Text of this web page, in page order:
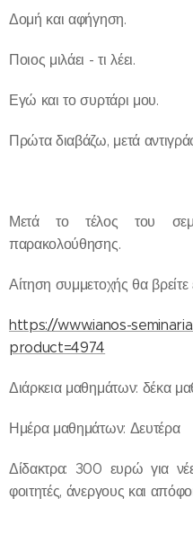
Δομή και αφήγηση.
Ποιος μιλάει - τι λέει.
Εγώ και το συρτάρι μου.
Πρώτα διαβάζω, μετά
Μετά το τέλος του
παρακολούθησης.
Αίτηση συμμετοχής θα
https://www.ianos-
product=4974
Διάρκεια μαθημάτων: δέκα
Ημέρα μαθημάτων: Δευτέρα
Δίδακτρα: 300 ευρώ για
φοιτητές, άνεργους και